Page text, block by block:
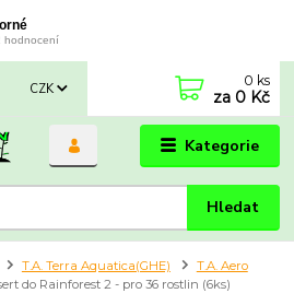
Kategorie
CZK
Hledat
0 ks
za 0 Kč
T.A. Terra Aquatica(GHE)
T.A. Aero
do Rainforest 2 - pro 36 rostlin (6ks)